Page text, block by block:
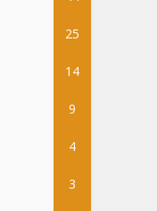
25
14
9
4
3